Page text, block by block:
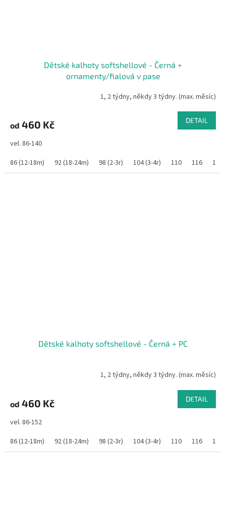
Dětské kalhoty softshellové - Černá +
ornamenty/fialová v pase
1, 2 týdny, někdy 3 týdny. (max. měsíc)
od 460 Kč DETAIL
vel. 86-140
86 (12-18m)
92 (18-24m) 98 (2-3r) 104 (3-4r) 110 116 122
Dětské kalhoty softshellové - Černá + PC
1, 2 týdny, někdy 3 týdny. (max. měsíc)
od 460 Kč DETAIL
vel. 86-152
86 (12-18m)
92 (18-24m) 98 (2-3r) 104 (3-4r) 110 116 122